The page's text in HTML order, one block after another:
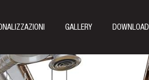
GALLERY DOWNLOAD